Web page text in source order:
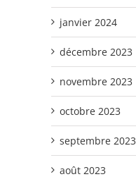
janvier 2024
décembre 2023
novembre 2023
octobre 2023
septembre 2023
août 2023